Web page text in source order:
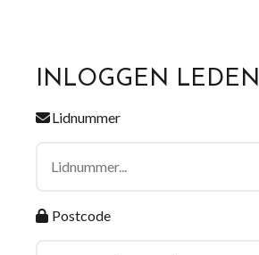
INLOGGEN LEDEN
Lidnummer
Postcode